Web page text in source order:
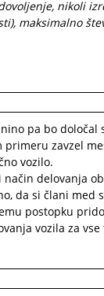
nikoli
maksimalno
pa bo določal
zavzel
vozilo.
način delovanja
da si člani med
postopku
vozila za